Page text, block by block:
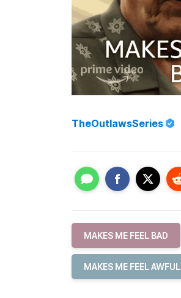
TheOutlawsSeries
MAKES ME FEEL BAD
MAKES ME FEEL AWFUL